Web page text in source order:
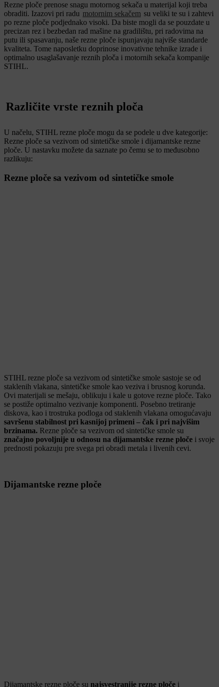
Rezne ploče prenose snagu motornog sekača u materijal koji treba
obraditi. Izazovi pri radu motornim sekačem su veliki te su i zahtevi
po rezne ploče podjednako visoki. Da biste mogli da se pouzdate u
precizan rez i bezbedan rad mašine na gradilištu, pri radovima na
putu ili spasavanju, naše rezne ploče ispunjavaju najviše standarde
kvaliteta. Tome naposletku doprinose inovativne tehnike izrade i
optimalno usaglašavanje reznih ploča i motornih sekača kompanije
STIHL.
Različite vrste reznih ploča
U načelu, STIHL rezne ploče mogu da se podele u dve kategorije:
Rezne ploče sa vezivom od sintetičke smole i dijamantske rezne
ploče. U nastavku možete da saznate po čemu se to međusobno
razlikuju:
Rezne ploče sa vezivom od sintetičke smole
STIHL rezne ploče sa vezivom od sintetičke smole sastoje se od
staklenih vlakana, sintetičke smole kao veziva i brusnog korunda.
Ovi materijali se mešaju, oblikuju i kale u gotove rezne ploče. Tako
se postiže optimalno vezivanje komponenti. Posebno tretiranje
diskova, kao i trostruka podloga od staklenih vlakana omogućavaju
savršenu stabilnost pri kasnijoj primeni – čak i pri najvišim
brzinama. Rezne ploče sa vezivom od sintetičke smole su
značajno povoljnije u odnosu na dijamantske rezne ploče i svoje
prednosti pokazuju pre svega pri obradi metala i livenih cevi.
Dijamantske rezne ploče
Dijamantske rezne ploče su najsvestranije rezne ploče i